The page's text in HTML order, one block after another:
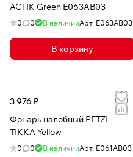
ACTIK Green E063AB03
0 0 В наличииАрт. E063AB03
В корзину
3 976 ₽
Фонарь налобный PETZL
TIKKA Yellow
0 0 В наличииАрт. E061AB03